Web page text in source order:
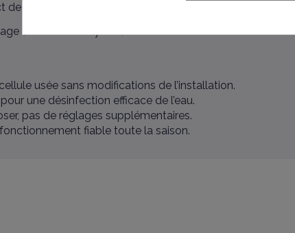
la cellule d’origine
(selon électrolyseur)
usée sans modifications de l’installation.
une désinfection efficace de l’eau.
pas de réglages supplémentaires.
fiable toute la saison.